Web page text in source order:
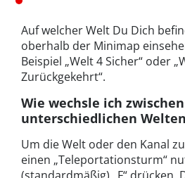
Auf welcher Welt Du Dich
oberhalb der Minimap
Beispiel „Welt 4 Sicher“ oder
Zurückgekehrt“.
Wie wechsle ich zwischen
unterschiedlichen
Um die Welt oder den Kanal
einen „Teleportationsturm“